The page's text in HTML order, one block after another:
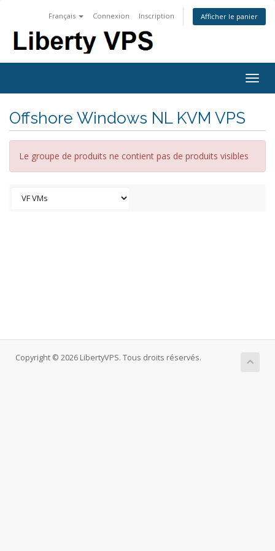
Français Connexion Inscription Afficher le panier
Offshore Windows NL KVM VPS
Le groupe de produits ne contient pas de produits visibles
Copyright © 2026 LibertyVPS. Tous droits réservés.